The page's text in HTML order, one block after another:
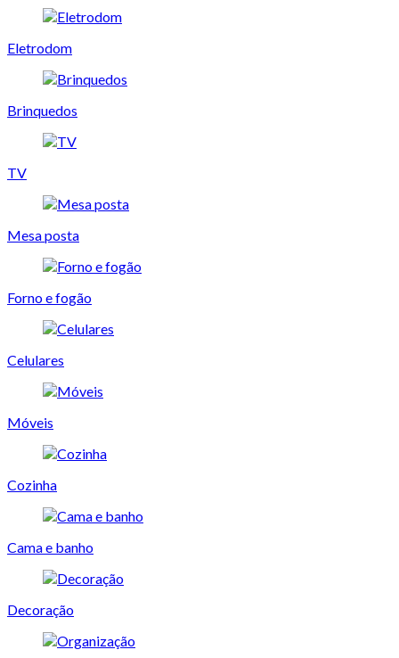
Eletrodom
Brinquedos
TV
Mesa posta
Forno e fogão
Celulares
Móveis
Cozinha
Cama e banho
Decoração